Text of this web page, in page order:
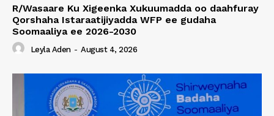
R/Wasaare Ku Xigeenka Xukuumadda oo daahfuray
Qorshaha Istaraatijiyadda WFP ee gudaha
Soomaaliya ee 2026-2030
Leyla Aden - August 4, 2026